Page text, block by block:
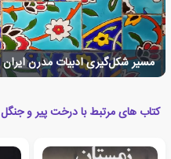
مسیر شکل‌گیری ادبیات مدرن ایران
کتاب های مرتبط با درخت پیر و جنگل